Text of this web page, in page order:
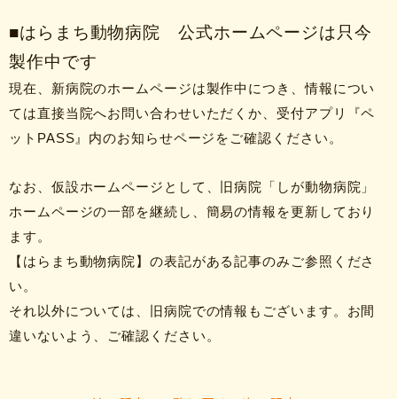
■はらまち動物病院 公式ホームページは只今
製作中です
現在、新病院のホームページは製作中につき、情報につい
ては直接当院へお問い合わせいただくか、受付アプリ『ペ
ットPASS』内のお知らせページをご確認ください。
なお、仮設ホームページとして、旧病院「しが動物病院」
ホームページの一部を継続し、簡易の情報を更新しており
ます。
【はらまち動物病院】の表記がある記事のみご参照くださ
い。
それ以外については、旧病院での情報もございます。お間
違いないよう、ご確認ください。